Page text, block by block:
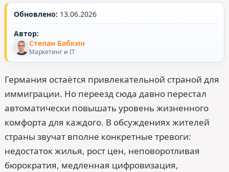
Обновлено: 13.06.2026
Автор:
Степан Бабкин
Маркетинг и IT
Германия остаётся привлекательной страной для
иммиграции. Но переезд сюда давно перестал
автоматически повышать уровень жизненного
комфорта для каждого. В обсуждениях жителей
страны звучат вполне конкретные тревоги:
недостаток жилья, рост цен, неповоротливая
бюрократия, медленная цифровизация,